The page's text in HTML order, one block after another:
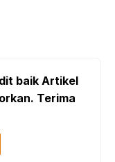
baik Artikel
Terima